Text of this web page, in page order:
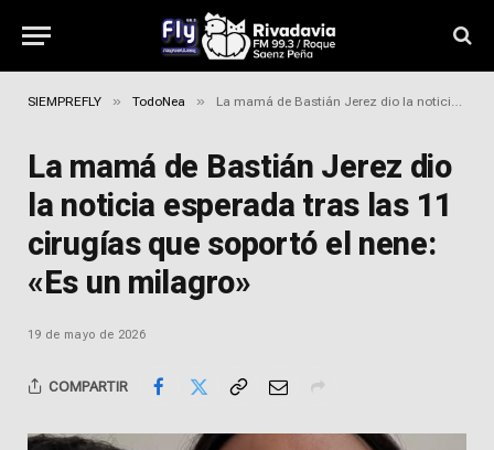
SIEMPREFLY » TodoNea » La mamá de Bastián Jerez dio la noticia esperada tras las 11 cirugías que soportó el nene: «Es un milagro»
La mamá de Bastián Jerez dio
la noticia esperada tras las 11
cirugías que soportó el nene:
«Es un milagro»
19 de mayo de 2026
COMPARTIR